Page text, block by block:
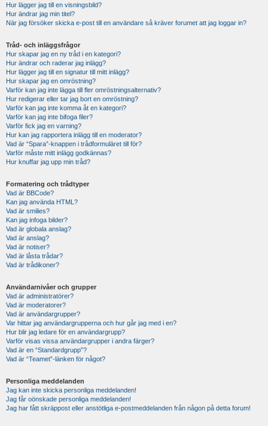
Hur lägger jag till en visningsbild?
Hur ändrar jag min titel?
När jag försöker skicka e-post till en användare så kräver forumet att jag loggar in?
Tråd- och inläggsfrågor
Hur skapar jag en ny tråd i en kategori?
Hur ändrar och raderar jag inlägg?
Hur lägger jag till en signatur till mitt inlägg?
Hur skapar jag en omröstning?
Varför kan jag inte lägga till fler omröstningsalternativ?
Hur redigerar eller tar jag bort en omröstning?
Varför kan jag inte komma åt en kategori?
Varför kan jag inte bifoga filer?
Varför fick jag en varning?
Hur kan jag rapportera inlägg till en moderator?
Vad är “Spara”-knappen i trådformuläret till för?
Varför måste mitt inlägg godkännas?
Hur knuffar jag upp min tråd?
Formatering och trådtyper
Vad är BBCode?
Kan jag använda HTML?
Vad är smilies?
Kan jag infoga bilder?
Vad är globala anslag?
Vad är anslag?
Vad är notiser?
Vad är låsta trådar?
Vad är trådikoner?
Användarnivåer och grupper
Vad är administratörer?
Vad är moderatorer?
Vad är användargrupper?
Var hittar jag användargrupperna och hur går jag med i en?
Hur blir jag ledare för en användargrupp?
Varför visas vissa användargrupper i andra färger?
Vad är en “Standardgrupp”?
Vad är “Teamet”-länken för något?
Personliga meddelanden
Jag kan inte skicka personliga meddelanden!
Jag får oönskade personliga meddelanden!
Jag har fått skräppost eller anstötliga e-postmeddelanden från någon på detta forum!